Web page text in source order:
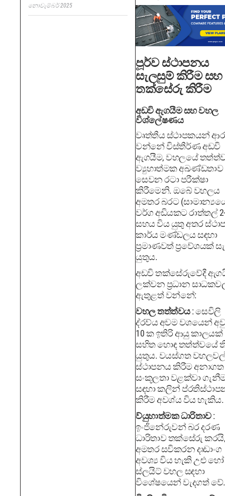
නොවැම්බර් 2025
පූර්ව ස්ථාපනය
සැලසුම් කිරීම සහ
තක්සේරු කිරීම
අඩවි ඇගයීම සහ වහල
විශ්ලේෂණය
වෘත්තීය ස්ථාපකයන්
වන්නේ විස්තීර්ණ අඩවි
ඇගයීම, වහලයේ
ව්‍යුහාත්මක අඛණ්ඩතාව
සෙවන රටා පරීක්ෂා
කිරීමෙනි. ඔබේ වහලය
අමතර බරට
වර්ග අඩියකට රාත්තල්
සහය විය යුතු අතර
කාර්ය මණ්ඩලය සඳහා
ප්‍රමාණවත් ප්‍රවේශයක්
යුතුය.
අඩවි තක්සේරුවේදී
ලක්වන ප්‍රධාන
ඇතුළත් වන්නේ:
වහල තත්ත්වය: සෙවිලි
ද්රව්ය අවම වශයෙන්
10 ක ඉතිරි ආයු කාලයක්
සහිත හොඳ තත්ත්වයේ
යුතුය. වයස්ගත
ස්ථාපනය කිරීම අනාගත
සංකූලතා වළක්වා
සඳහා කලින්
කිරීම අවශ්ය විය හැකිය.
ව්යුහාත්මක ධාරිතාව:
ඉංජිනේරුවන් බර දරණ
ධාරිතාව තක්සේරු කරයි,
අමතර සවිකරන දෘඩාංග
අවශ්‍ය විය හැකි උළු හෝ
ස්ලයිට් වහල සඳහා
විශේෂයෙන් වැදගත් වේ.